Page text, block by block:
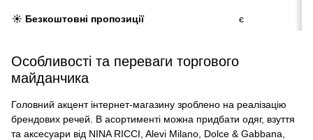
☀️ Безкоштовні пропозиції є
Особливості та переваги торгового
майданчика
Головний акцент інтернет-магазину зроблено на реалізацію
брендових речей. В асортименті можна придбати одяг, взуття
та аксесуари від NINA RICCI, Alevi Milano, Dolce & Gabbana,